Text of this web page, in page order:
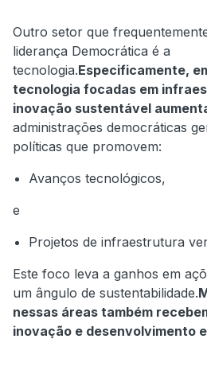
Outro setor que
liderança Democrática é a
tecnologia.Especificamente,
tecnologia focadas em
inovação sustentável
administrações democráticas
políticas que promovem:
Avanços tecnológicos,
e
Projetos de infraestrutura
Este foco leva a ganhos em
um ângulo de sustentabilidade.
nessas áreas também
inovação e desenvolvimento